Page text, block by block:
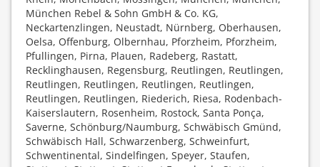
München Rebel & Sohn GmbH & Co. KG,
Neckartenzlingen, Neustadt, Nürnberg, Oberhausen,
Oelsa, Offenburg, Olbernhau, Pforzheim, Pforzheim,
Pfullingen, Pirna, Plauen, Radeberg, Rastatt,
Recklinghausen, Regensburg, Reutlingen, Reutlingen,
Reutlingen, Reutlingen, Reutlingen, Reutlingen,
Reutlingen, Reutlingen, Riederich, Riesa, Rodenbach-
Kaiserslautern, Rosenheim, Rostock, Santa Ponça,
Saverne, Schönburg/Naumburg, Schwäbisch Gmünd,
Schwäbisch Hall, Schwarzenberg, Schweinfurt,
Schwentinental, Sindelfingen, Speyer, Staufen,